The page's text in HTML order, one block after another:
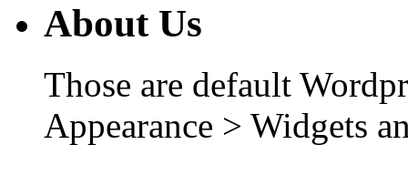
About Us
Those are default
Appearance > Widgets